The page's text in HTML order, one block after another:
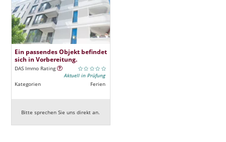
Ein passendes Objekt befindet
sich in Vorbereitung.
DAS Immo Rating
Aktuell in Prüfung
Kategorien
Ferien
Bitte sprechen Sie uns direkt an.